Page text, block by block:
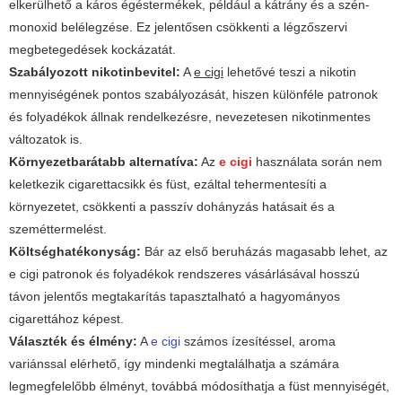
elkerülhető a káros égéstermékek, például a kátrány és a szén-
monoxid belélegzése. Ez jelentősen csökkenti a légzőszervi
megbetegedések kockázatát.
Szabályozott nikotinbevitel: Ae cigi lehetővé teszi a nikotin
mennyiségének pontos szabályozását, hiszen különféle patronok
és folyadékok állnak rendelkezésre, nevezetesen nikotinmentes
változatok is.
Környezetbarátabb alternatíva: Az e cigi használata során nem
keletkezik cigarettacsikk és füst, ezáltal tehermentesíti a
környezetet, csökkenti a passzív dohányzás hatásait és a
szeméttermelést.
Költséghatékonyság: Bár az első beruházás magasabb lehet, az
e cigi patronok és folyadékok rendszeres vásárlásával hosszú
távon jelentős megtakarítás tapasztalható a hagyományos
cigarettához képest.
Választék és élmény: Ae cigi számos ízesítéssel, aroma
variánssal elérhető, így mindenki megtalálhatja a számára
legmegfelelőbb élményt, továbbá módosíthatja a füst mennyiségét,